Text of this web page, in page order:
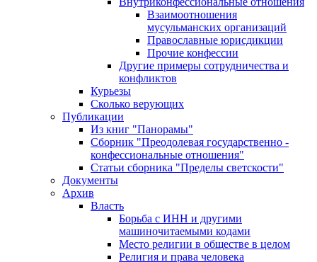
Взаимоотношения
мусульманских организаций
Православные юрисдикции
Прочие конфессии
Другие примеры сотрудничества и
конфликтов
Курьезы
Сколько верующих
Публикации
Из книг "Панорамы"
Сборник "Преодолевая государственно -
конфессиональные отношения"
Статьи сборника "Пределы светскости"
Документы
Архив
Власть
Борьба с ИНН и другими
машиночитаемыми кодами
Место религии в обществе в целом
Религия и права человека